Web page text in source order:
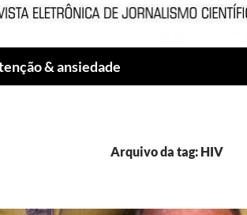
& ansiedade
Arquivo da tag: HIV